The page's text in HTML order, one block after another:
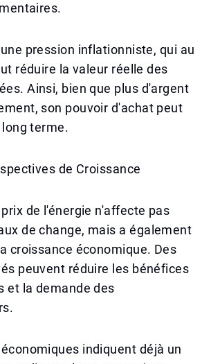
pression inflationniste, qui au
réduire la valeur réelle des
Ainsi, bien que plus d'argent
son pouvoir d'achat peut
terme.
de Croissance
de l'énergie n'affecte pas
de change, mais a également
croissance économique. Des
peuvent réduire les bénéfices
et la demande des
indiquent déjà un